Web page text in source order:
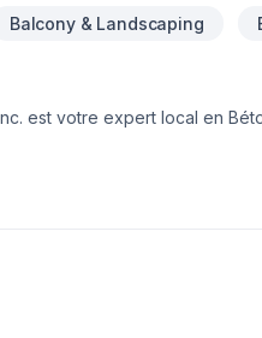
Balcony & Landscaping
est votre expert local en
Centre du